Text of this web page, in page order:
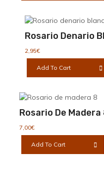
Rosario Denario
2,95€
Add To Cart
Rosario De Madera
7,00€
Add To Cart